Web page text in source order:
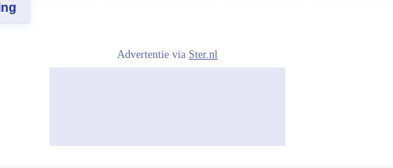
Advertentie via Ster.nl